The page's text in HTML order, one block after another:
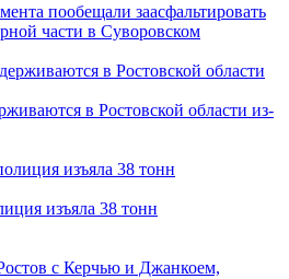
пообещали заасфальтировать
части в Суворовском
в Ростовской области из-
изъяла 38 тонн